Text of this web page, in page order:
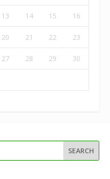
13 14 15 16
20 21 22 23
27 28 29 30